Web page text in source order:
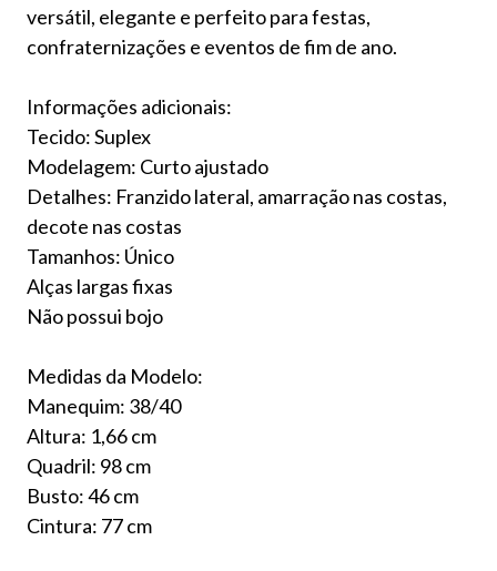
versátil, elegante e perfeito para festas,
confraternizações e eventos de fim de ano.
Informações adicionais:
Tecido: Suplex
Modelagem: Curto ajustado
Detalhes: Franzido lateral, amarração nas costas,
decote nas costas
Tamanhos: Único
Alças largas fixas
Não possui bojo
Medidas da Modelo:
Manequim: 38/40
Altura: 1,66 cm
Quadril: 98 cm
Busto: 46 cm
Cintura: 77 cm